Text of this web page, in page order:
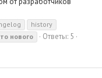
history
нового
Ответы: 5